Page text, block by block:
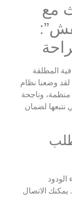
مع
المطلقة
وضعنا نظام
وناجحة
نتبعها لضمان
وطلب
الودود
الاتصال